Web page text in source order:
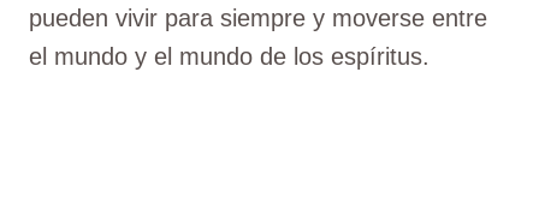
pueden vivir para siempre y moverse entre
el mundo y el mundo de los espíritus.